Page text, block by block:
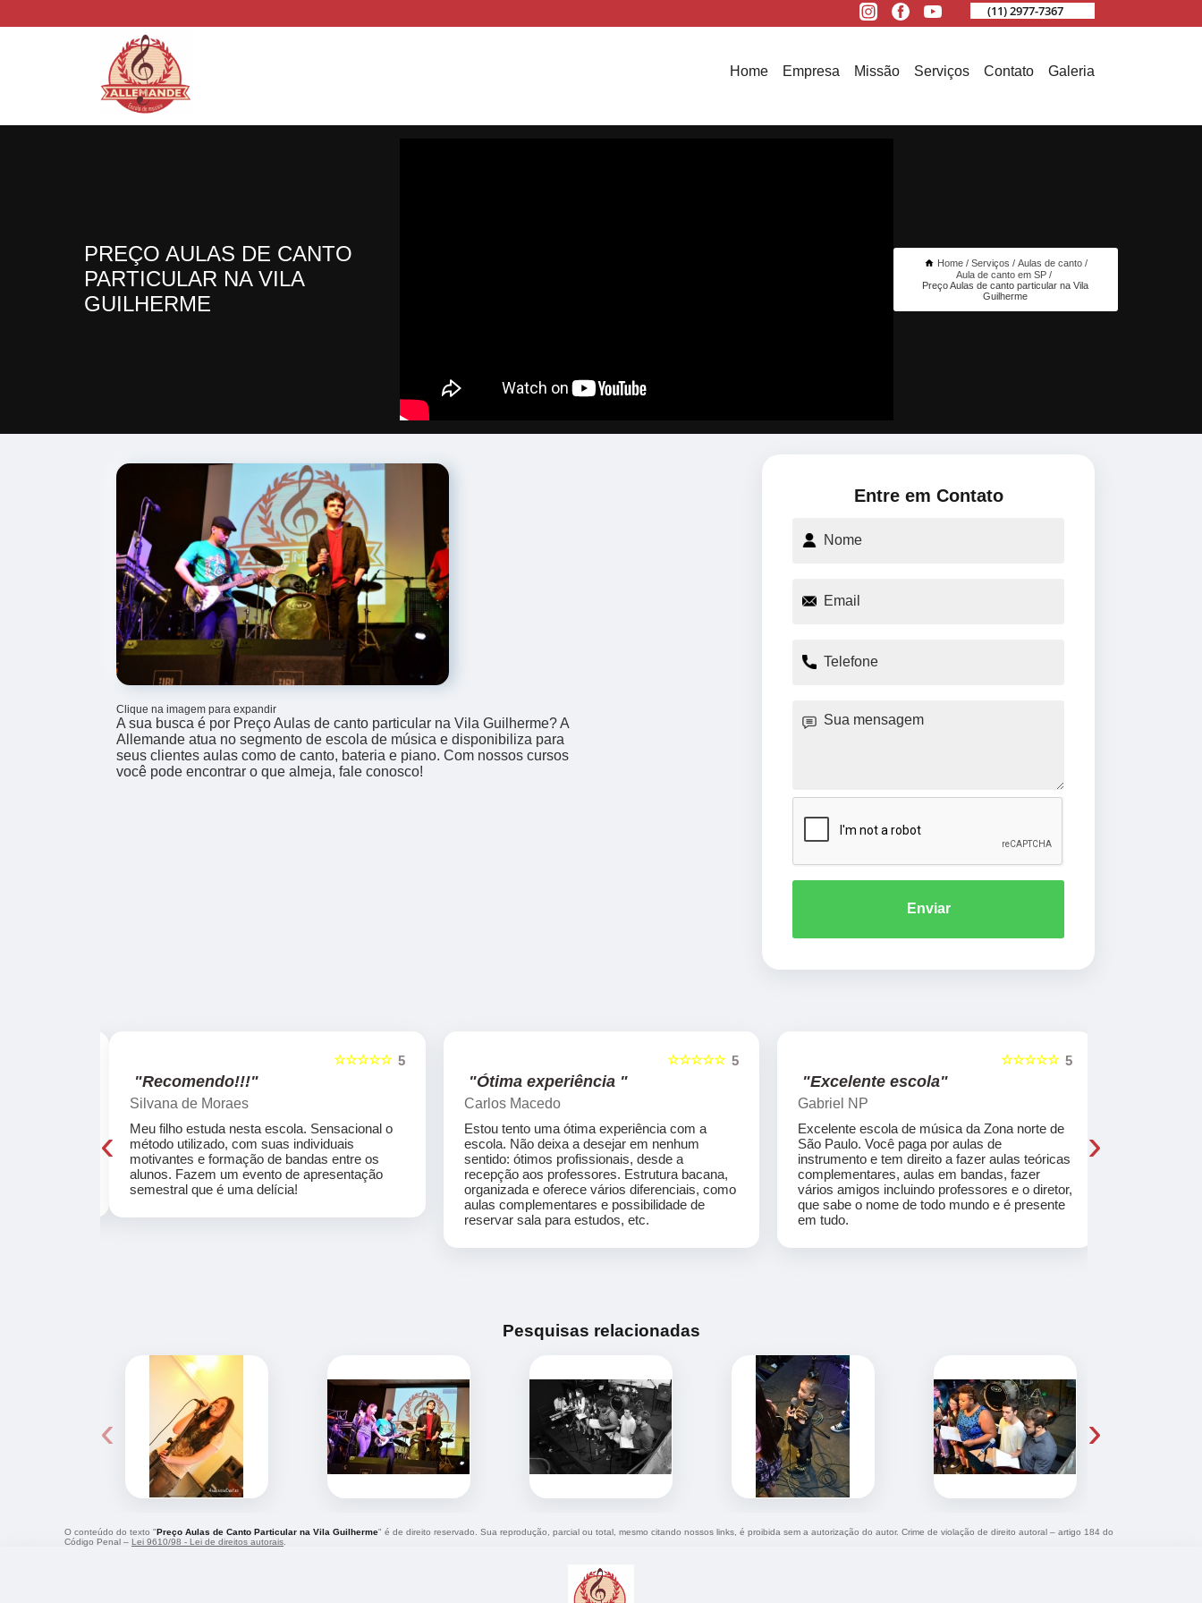
(11) 2977-7367
Home Empresa Missão Serviços Contato Galeria
PREÇO AULAS DE CANTO
PARTICULAR NA VILA
GUILHERME
Home Serviços
Aulas de canto
Aula de canto em SP
Preço Aulas de canto particular na Vila
Guilherme
Clique na imagem para expandir
A sua busca é por Preço Aulas de canto particular na Vila Guilherme? A
Allemande atua no segmento de escola de música e disponibiliza para
seus clientes aulas como de canto, bateria e piano. Com nossos cursos
você pode encontrar o que almeja, fale conosco!
Entre em Contato
Enviar
5
☆☆☆☆☆
"Recomendo!!!"
Silvana de Moraes
Meu filho estuda nesta escola. Sensacional o
método utilizado, com suas individuais
motivantes e formação de bandas entre os
alunos. Fazem um evento de apresentação
semestral que é uma delícia!
5
☆☆☆☆☆
"Ótima experiência "
Carlos Macedo
Estou tento uma ótima experiência com a
escola. Não deixa a desejar em nenhum
sentido: ótimos profissionais, desde a
recepção aos professores. Estrutura bacana,
organizada e oferece vários diferenciais, como
aulas complementares e possibilidade de
reservar sala para estudos, etc.
5
☆☆☆☆☆
"Excelente escola"
Gabriel NP
Excelente escola de música da Zona norte de
São Paulo. Você paga por aulas de
instrumento e tem direito a fazer aulas teóricas
complementares, aulas em bandas, fazer
vários amigos incluindo professores e o diretor,
que sabe o nome de todo mundo e é presente
em tudo.
‹ ›
Pesquisas relacionadas
‹ ›
O conteúdo do texto "Preço Aulas de Canto Particular na Vila Guilherme" é de direito reservado. Sua reprodução, parcial ou total, mesmo citando nossos links, é proibida sem a autorização do autor. Crime de violação de direito autoral – artigo 184 do
Código Penal – Lei 9610/98 - Lei de direitos autorais